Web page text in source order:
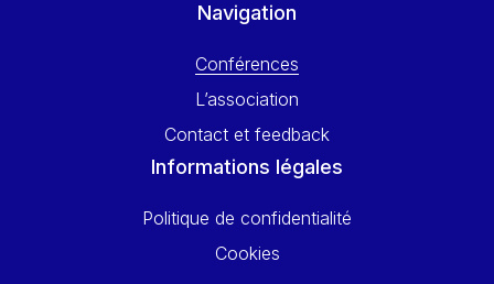
Navigation
Conférences
L’association
Contact et feedback
Informations légales
Politique de confidentialité
Cookies